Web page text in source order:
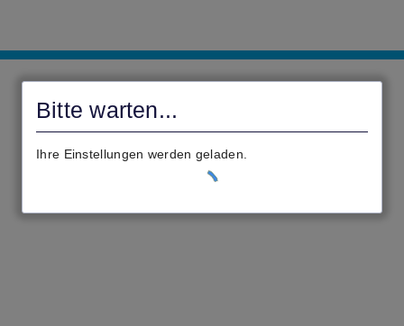
Bitte warten...
Ihre Einstellungen werden geladen.